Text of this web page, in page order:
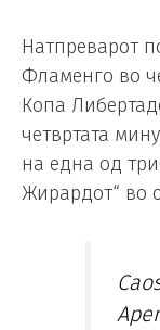
Натпреварот
Фламенго во
Копа
четвртата
на една од
Жирардот“ во